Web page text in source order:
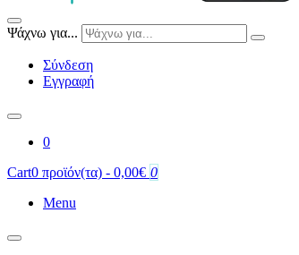
Ψάχνω για...
Σύνδεση
Εγγραφή
0
Cart0 προϊόν(τα) - 0,00€ 0
Menu